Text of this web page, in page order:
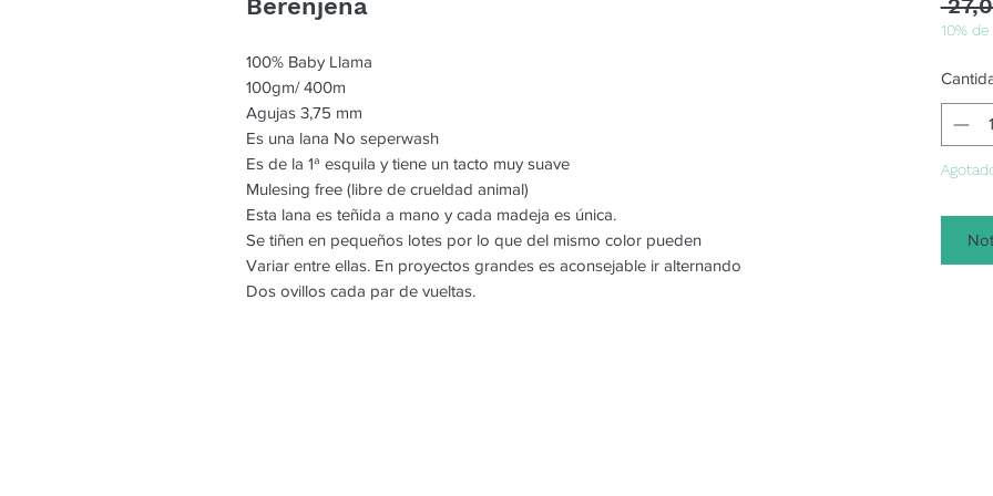
Berenjena
100% Baby Llama
100gm/ 400m
Agujas 3,75 mm
Es una lana No seperwash
Es de la 1ª esquila y tiene un tacto muy suave
Mulesing free (libre de crueldad animal)
Esta lana es teñida a mano y cada madeja es única.
Se tiñen en pequeños lotes por lo que del mismo color pueden
Variar entre ellas. En proyectos grandes es aconsejable ir alternando
Dos ovillos cada par de vueltas.
10%